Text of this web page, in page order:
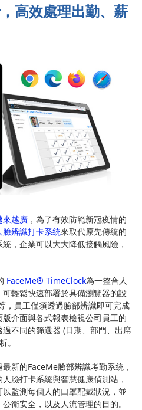
高效處理出勤、薪
來越廣 ，為了有效防範新冠疫情的
臉辨識打卡系統來取代原先傳統的
，企業可以大大降低接觸風險，
FaceMe® TimeClock為一整合人
輕鬆快速部署於具備瀏覽器的設
，員工僅須透過臉部辨識即可完成
介面與各式報表檢視公司員工的
不同的篩選器 (日期、部門、出席
。
新的FaceMe臉部辨識考勤系統，
臉打卡系統與智慧健康偵測站，
監測每個人的口罩配戴狀況，並
衛安全，以及人流管理的目的。